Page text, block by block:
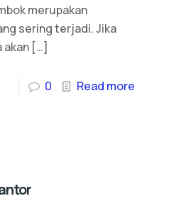
merupakan
sering terjadi. Jika
[…]
0 Read more